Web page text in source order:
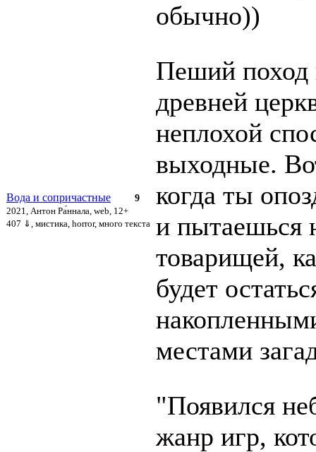
обычно))
9
Вода и сопричастные
2021, Антон Ра́ннала, web, 12+
407 ⇓ , мистика, horror, много текста
Пеший поход
древней
неплохой
выходные.
когда ты
и пытаешься
товарищей,
будет
местами
"Появился
жанр игр,